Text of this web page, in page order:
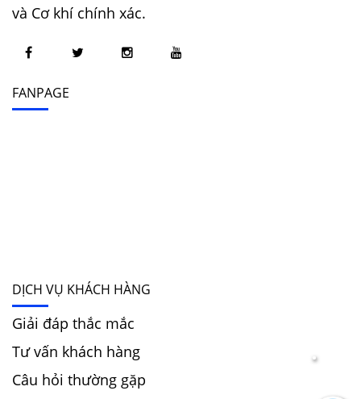
và Cơ khí chính xác.
FANPAGE
DỊCH VỤ KHÁCH HÀNG
Giải đáp thắc mắc
Tư vấn khách hàng
Câu hỏi thường gặp